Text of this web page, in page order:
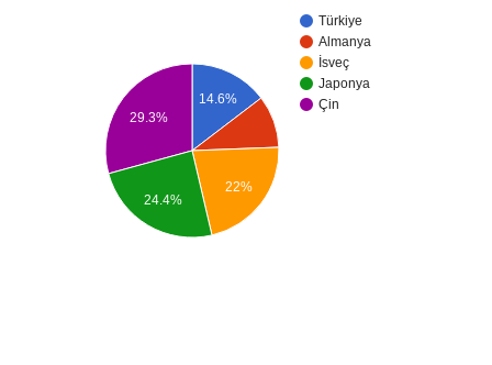
Türkiye
Almanya
İsveç
Japonya
Çin
14.6%
22%
29.3%
24.4%